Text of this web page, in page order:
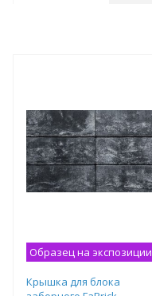
Образец на экспозиции
Крышка для блока